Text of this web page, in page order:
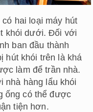
hai loại máy hút
khói dưới. Đối với
ban đầu thành
hút khói trên là khá
làm để trần nhà.
nhà hàng lẩu khói
ống có thể được
tiện hơn.